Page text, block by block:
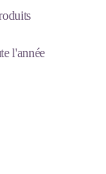
l'année